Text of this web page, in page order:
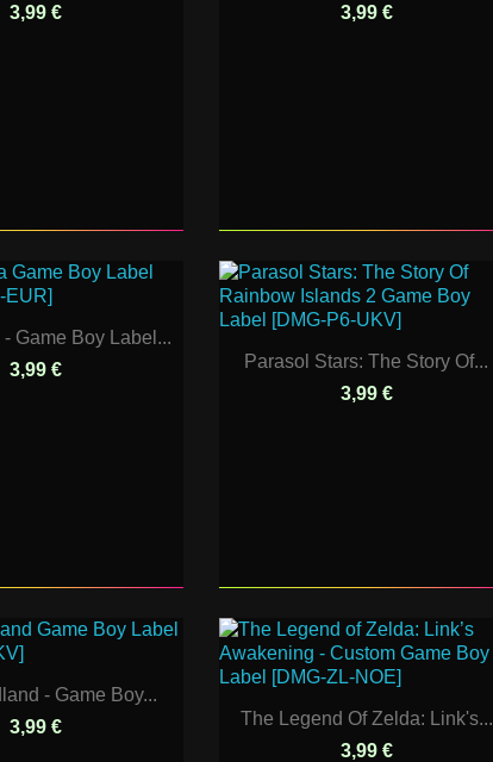
3,99 €
3,99 €
Game Boy Label...
3,99 €
Parasol Stars: The Story Of...
3,99 €
- Game Boy...
3,99 €
The Legend Of Zelda: Link's...
3,99 €